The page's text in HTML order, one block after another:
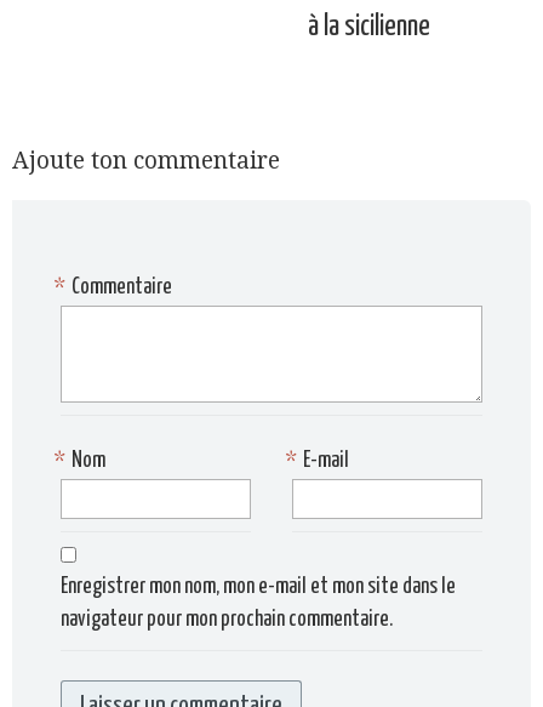
à la sicilienne
Ajoute ton commentaire
Commentaire
*
Nom
* E-mail
*
Enregistrer mon nom, mon e-mail et mon site dans le
navigateur pour mon prochain commentaire.